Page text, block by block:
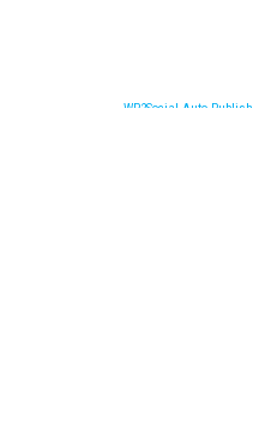
WP2Social Auto Publish